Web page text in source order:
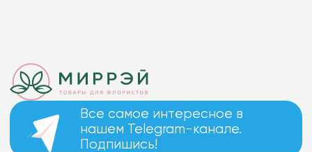
Все самое интересное в
нашем Telegram-канале.
Подпишись!